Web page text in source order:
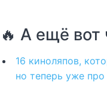
🔥 А ещё вот
16 киноляпов,
но теперь уже